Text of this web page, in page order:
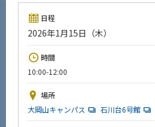
日程
2026年1月15日（木）
時間
10:00-12:00
場所
大岡山キャンパス
石川台6号館
入学案内
Admissions
機械系 News
イベントカレンダー
Event Calendar
今後のイベント